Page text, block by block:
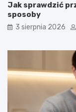
Jak sprawdzić
sposoby
3 sierpnia 2026